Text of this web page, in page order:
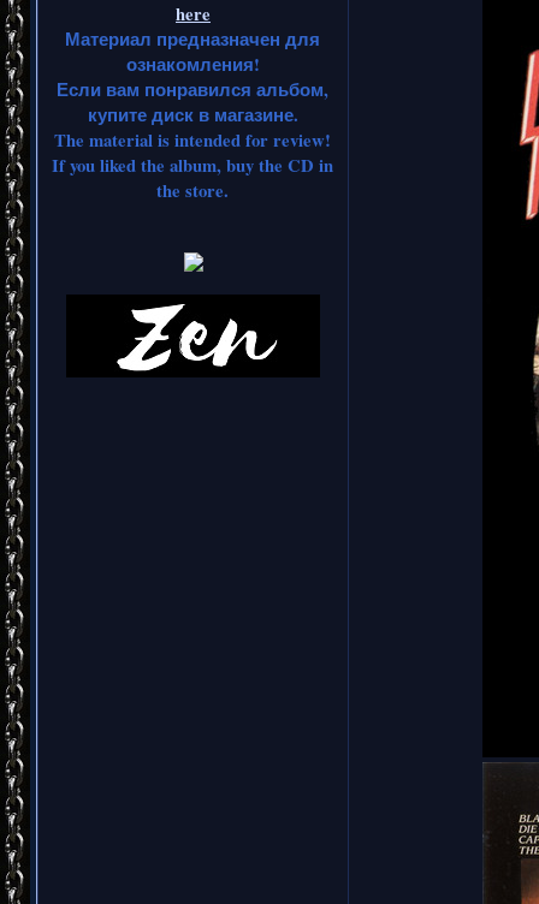
here
Материал предназначен для
ознакомления!
Если вам понравился альбом,
купите диск в магазине.
The material is intended for review!
If you liked the album, buy the CD in
the store.